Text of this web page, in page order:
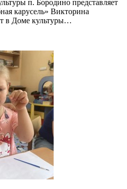
п. Бородино представляет
карусель» Викторина
в Доме культуры…